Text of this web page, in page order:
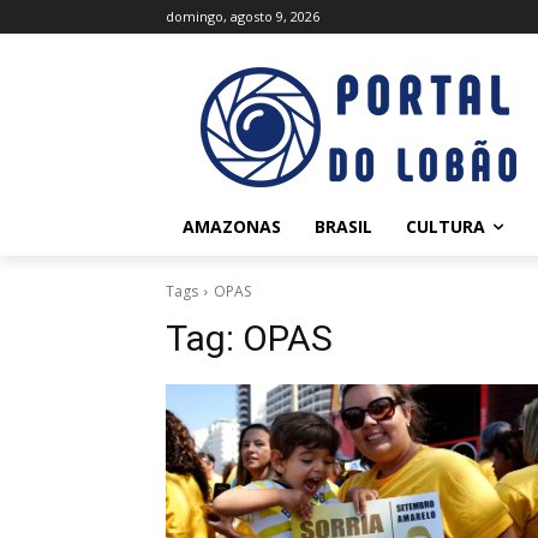
domingo, agosto 9, 2026
AMAZONAS BRASIL CULTURA
Tags OPAS
Tag: OPAS